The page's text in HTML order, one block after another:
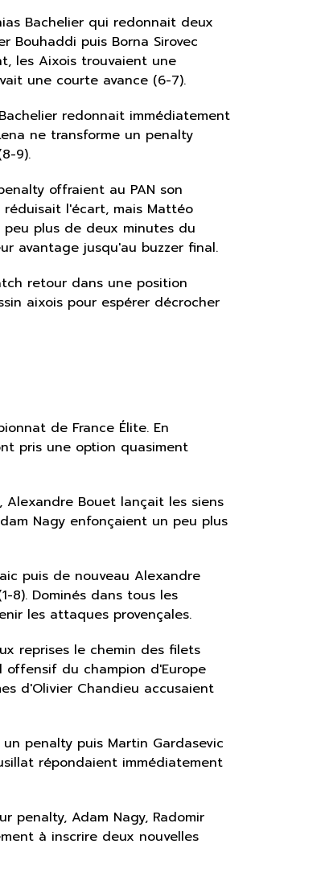
Bachelier qui redonnait deux
Bouhaddi puis Borna Sirovec
les Aixois trouvaient une
une courte avance (6-7).
redonnait immédiatement
ne transforme un penalty
9).
offraient au PAN son
l'écart, mais Mattéo
plus de deux minutes du
avantage jusqu'au buzzer final.
retour dans une position
aixois pour espérer décrocher
de France Élite. En
pris une option quasiment
Alexandre Bouet lançait les siens
Nagy enfonçaient un peu plus
puis de nouveau Alexandre
8). Dominés dans tous les
les attaques provençales.
reprises le chemin des filets
offensif du champion d'Europe
d'Olivier Chandieu accusaient
penalty puis Martin Gardasevic
répondaient immédiatement
penalty, Adam Nagy, Radomir
à inscrire deux nouvelles